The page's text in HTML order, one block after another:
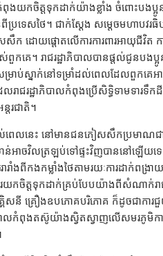
កំពុងយកចិត្តទុកដាក់យ៉ាងខ្លាំង ចំពោះបង
រទេសថៃ។ ជាក់ស្តែង សម្ដេចមហាបវរ
ដោយផ្តោតលើការការពារអាយុជីវិត កា
បស់ពួកគេ។ រាជរដ្ឋាភិបាលបានផ្តល់ជូន
រាប់ស្នាក់នៅទម្រាំដល់ពេលដែលពួកគ
ាជរដ្ឋាភិបាលកំពុងប្រើសិទ្ធិទាមទារទឹ
តរជាតិ។
េលនេះ នៅមានជនភៀសសឹកប្រមាណជ
ទាន់អាចវិលត្រឡប់ទៅផ្ទះវិញបាននៅឡើ
ារាំងពីកងកម្លាំងថៃតាមរយៈការដាក់ព
ចិត្តទុកដាក់គ្រប់បែបយ៉ាងពីសំណាក់រាជរ
គ្គិសនី គ្រឿងឧបភោគបរិភោគ ក៏ដូចជាកា
ាលកំពុងតស៊ូយ៉ាងស្វិតស្វាញលើសមរភូមិកា